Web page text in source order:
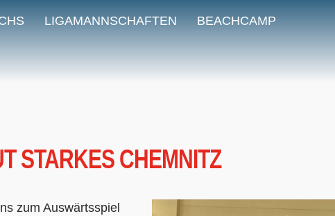
LIGAMANNSCHAFTEN BEACHCAMP
STARKES CHEMNITZ
zum Auswärtsspiel